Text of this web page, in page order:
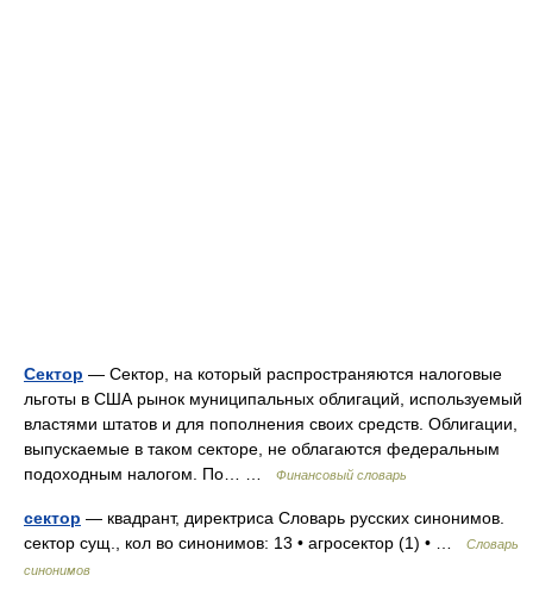
Сектор — Сектор, на который распространяются налоговые
льготы в США рынок муниципальных облигаций, используемый
властями штатов и для пополнения своих средств. Облигации,
выпускаемые в таком секторе, не облагаются федеральным
подоходным налогом. По… …
Финансовый словарь
сектор — квадрант, директриса Словарь русских синонимов.
сектор сущ., кол во синонимов: 13 • агросектор (1) • …
Словарь
синонимов